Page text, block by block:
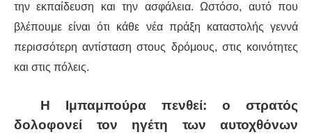
ΑΝΤΙΦΑΣΙΣΤΙΚΌ
ΑΝΤΙΡΑΤΣΙΣΤΙΚΌ
LGBTQIA+
την εκπαίδευση και την ασφάλεια. Ωστόσο, αυτό που
βλέπουμε είναι ότι κάθε νέα πράξη καταστολής γεννά
περισσότερη αντίσταση στους δρόμους, στις κοινότητες
και στις πόλεις.
Η Ιμπαμπούρα πενθεί: ο στρατός
δολοφονεί τον ηγέτη των αυτοχθόνων